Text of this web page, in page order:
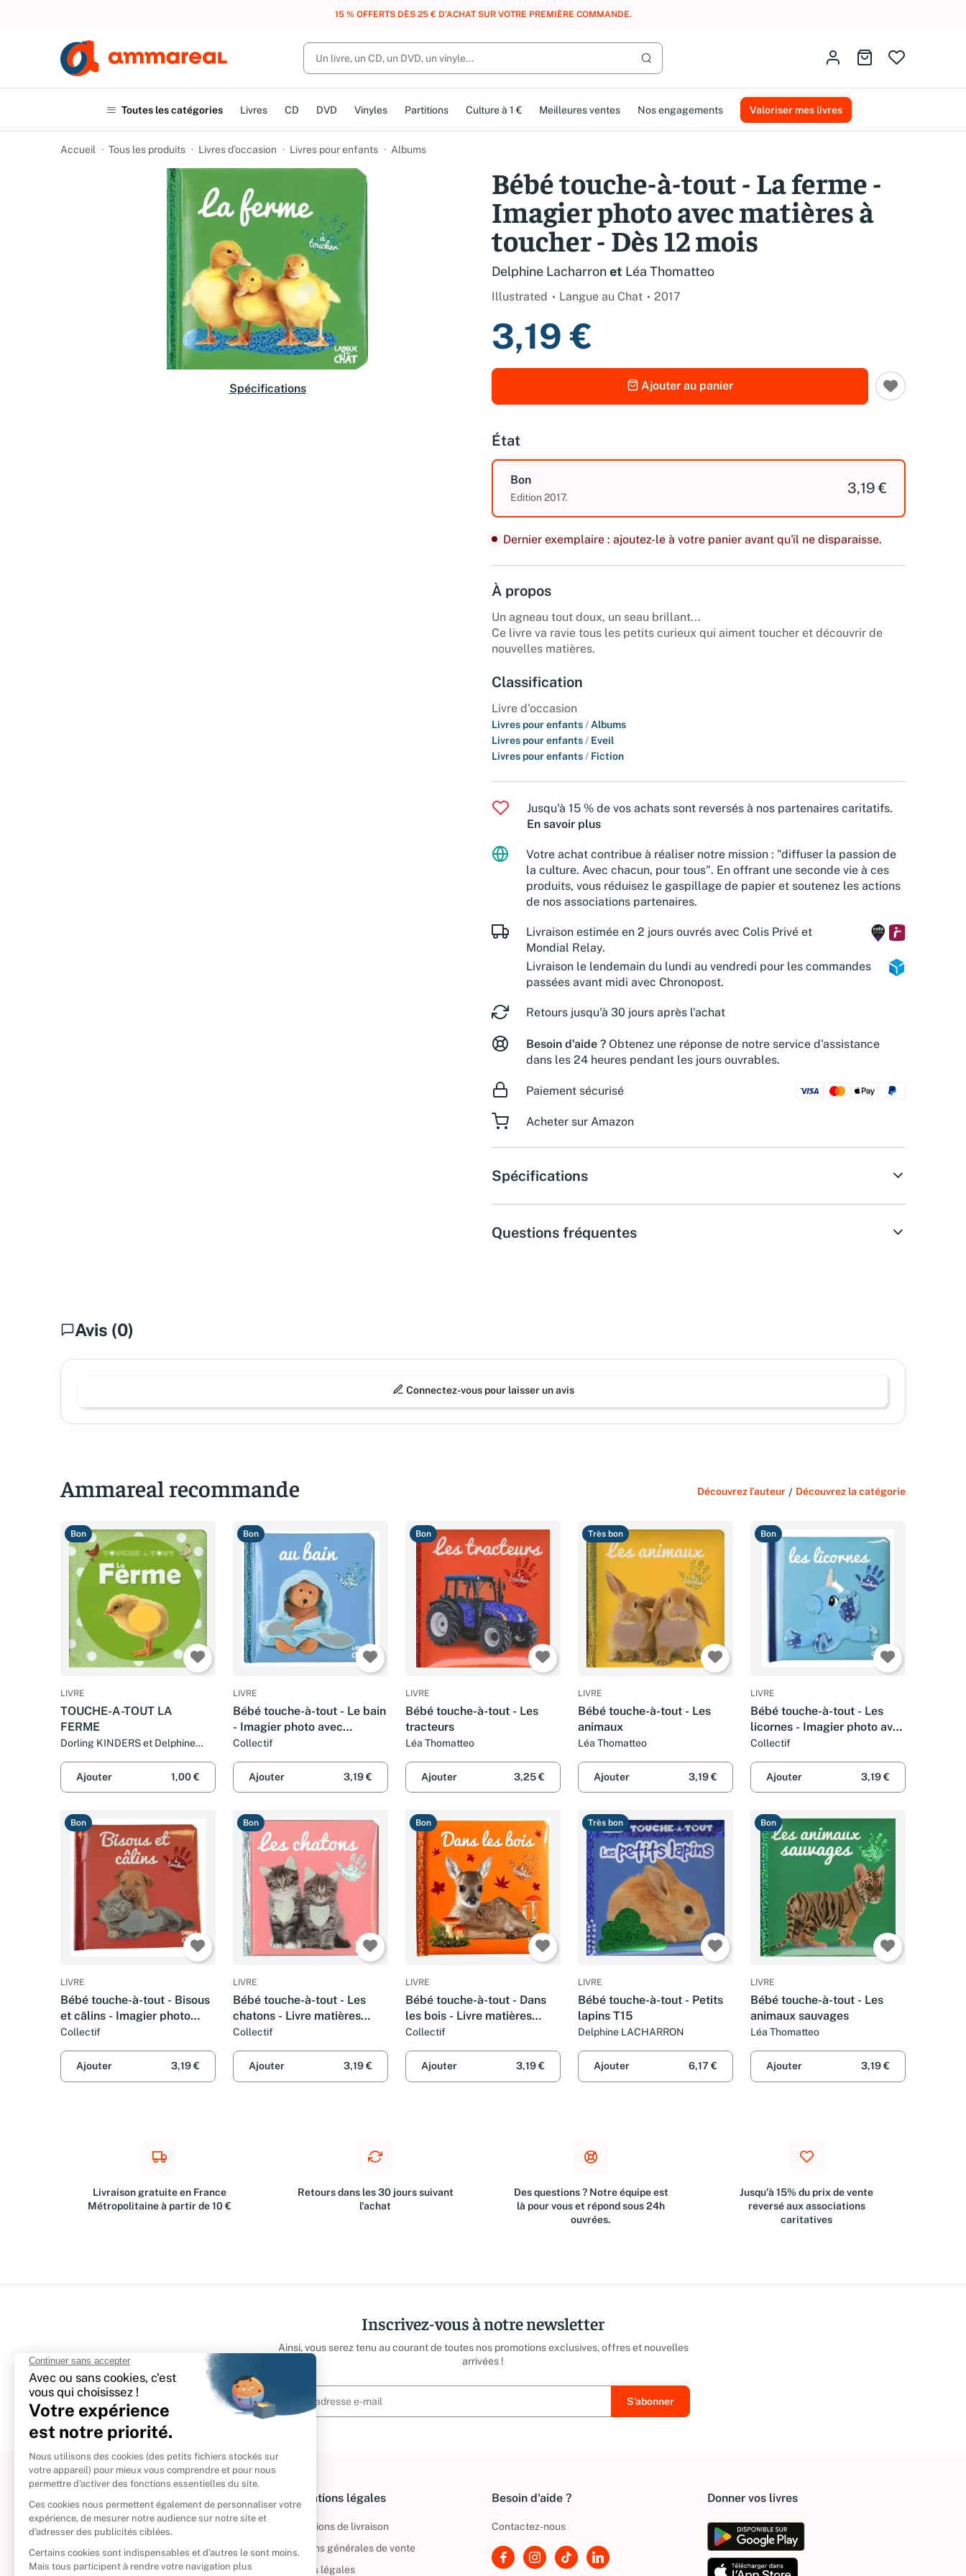
UN ACHAT, DES POINTS, DES RÉCOMPENSES :REJOIGNEZ GRATUITEMENT LE CLUB AMMAREAL.
Lancer la recherche
Identifiez-vousAller au panier
Toutes les catégories Livres CD DVD Vinyles Partitions Culture à 1 € Meilleures ventes Nos engagements Valoriser mes livres
Accueil Tous les produits Livres d’occasion Livres pour enfants Albums
Spécifications
Bébé touche-à-tout - La ferme -
Imagier photo avec matières à
toucher - Dès 12 mois
Delphine Lacharronet Léa Thomatteo
Illustrated Langue au Chat 2017
3,19 €
Ajouter au panier
État
Bon
Edition 2017.
3,19 €
Dernier exemplaire : ajoutez-le à votre panier avant qu'il ne disparaisse.
À propos
Un agneau tout doux, un seau brillant...
Ce livre va ravie tous les petits curieux qui aiment toucher et découvrir de
nouvelles matières.
Classification
Livre d'occasion
Livres pour enfants / Albums
Livres pour enfants / Eveil
Livres pour enfants / Fiction
Jusqu'à 15 % de vos achats sont reversés à nos partenaires caritatifs.
En savoir plus
Votre achat contribue à réaliser notre mission : "diffuser la passion de
la culture. Avec chacun, pour tous". En offrant une seconde vie à ces
produits, vous réduisez le gaspillage de papier et soutenez les actions
de nos associations partenaires.
Livraison estimée en 2 jours ouvrés avec Colis Privé et
Mondial Relay.
Livraison le lendemain du lundi au vendredi pour les commandes
passées avant midi avec Chronopost.
Retours jusqu'à 30 jours après l'achat
Besoin d'aide ? Obtenez une réponse de notre service d'assistance
dans les 24 heures pendant les jours ouvrables.
Paiement sécurisé
Acheter sur Amazon
Spécifications
Questions fréquentes
Avis (0)
Connectez-vous pour laisser un avis
Ammareal recommande Découvrez l'auteur / Découvrez la catégorie
Bon
LIVRE
TOUCHE-A-TOUT LA
FERME
Dorling KINDERS et Delphine
Ajouter
1,00 €
Bon
LIVRE
Bébé touche-à-tout - Le bain
- Imagier photo avec
matières à toucher - Dès 12
mois
Collectif
Ajouter 3,19 €
Bon
LIVRE
Bébé touche-à-tout - Les
tracteurs
Léa Thomatteo
Ajouter 3,25 €
Très bon
LIVRE
Bébé touche-à-tout - Les
animaux
Léa Thomatteo
Ajouter 3,19 €
Bon
LIVRE
Bébé touche-à-tout - Les
licornes - Imagier photo avec
matières à toucher - Féerie -
Dès 12 mois
Collectif
Ajouter 3,19 €
Bon
LIVRE
Bébé touche-à-tout - Bisous
et câlins - Imagier photo
avec matières à toucher -
Dès 12 mois
Collectif
Ajouter 3,19 €
Bon
LIVRE
Bébé touche-à-tout - Les
chatons - Livre matières
bébé - Imagier photo à
toucher - Dès 12 mois
Collectif
Ajouter 3,19 €
Bon
LIVRE
Bébé touche-à-tout - Dans
les bois - Livre matières
bébé - Imagier photo avec
matières à toucher - Dès 12
mois
Collectif
Ajouter 3,19 €
Très bon
LIVRE
Bébé touche-à-tout - Petits
lapins T15
Delphine LACHARRON
Ajouter 6,17 €
Bon
LIVRE
Bébé touche-à-tout - Les
animaux sauvages
Léa Thomatteo
Ajouter 3,19 €
Livraison gratuite en France
Métropolitaine à partir de 10 €
Retours dans les 30 jours suivant
l'achat
Des questions ? Notre équipe est
là pour vous et répond sous 24h
ouvrées.
Jusqu'à 15% du prix de vente
reversé aux associations
caritatives
Inscrivez-vous à notre newsletter
Ainsi, vous serez tenu au courant de toutes nos promotions exclusives, offres et nouvelles
arrivées !
À propos
Politique de retour
Reprendre vos livres
Qui sommes-nous ?
Informations légales
Informations de livraison
Conditions générales de vente
Mentions légales
Besoin d'aide ?
Contactez-nous
Donner vos livres